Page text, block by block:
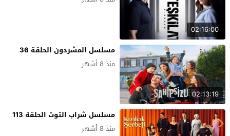
02:16:00
02:13:19
مسلسل المشردون الحلقة 36
منذ 8 أشهر
مسلسل شراب التوت الحلقة 113
منذ 8 أشهر